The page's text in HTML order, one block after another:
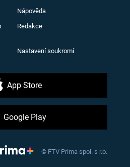
Nápověda
Redakce
Nastavení soukromí
App Store
Google Play
© FTV Prima spol. s r.o.